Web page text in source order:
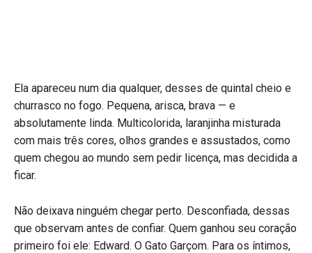
Ela apareceu num dia qualquer, desses de quintal cheio e
churrasco no fogo. Pequena, arisca, brava — e
absolutamente linda. Multicolorida, laranjinha misturada
com mais três cores, olhos grandes e assustados, como
quem chegou ao mundo sem pedir licença, mas decidida a
ficar.
Não deixava ninguém chegar perto. Desconfiada, dessas
que observam antes de confiar. Quem ganhou seu coração
primeiro foi ele: Edward. O Gato Garçom. Para os íntimos,